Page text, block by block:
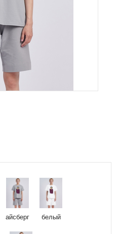
айсберг белый